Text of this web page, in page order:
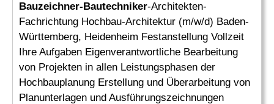
Bauzeichner-Bautechniker-Architekten-
Fachrichtung Hochbau-Architektur (m/w/d) Baden-
Württemberg, Heidenheim Festanstellung Vollzeit
Ihre Aufgaben Eigenverantwortliche Bearbeitung
von Projekten in allen Leistungsphasen der
Hochbauplanung Erstellung und Überarbeitung von
Planunterlagen und Ausführungszeichnungen